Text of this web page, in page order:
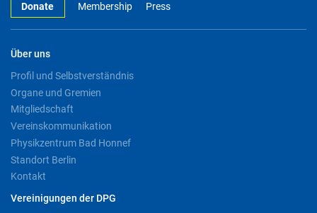
Donate Membership Press
Über uns
Profil und Selbstverständnis
Organe und Gremien
Mitgliedschaft
Vereinskommunikation
Physikzentrum Bad Honnef
Standort Berlin
Kontakt
Vereinigungen der DPG